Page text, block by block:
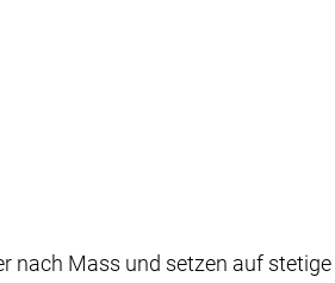
Mass und setzen auf